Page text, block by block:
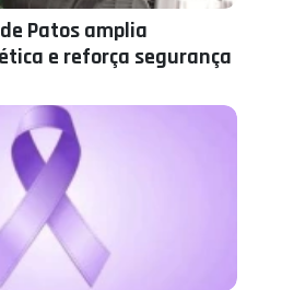
Patos amplia
e reforça segurança